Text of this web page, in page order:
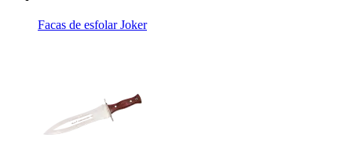
Facas de esfolar Joker